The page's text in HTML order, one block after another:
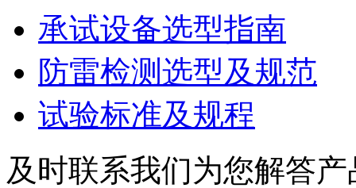
承试设备选型指南
防雷检测选型及规范
试验标准及规程
及时联系我们为您解答